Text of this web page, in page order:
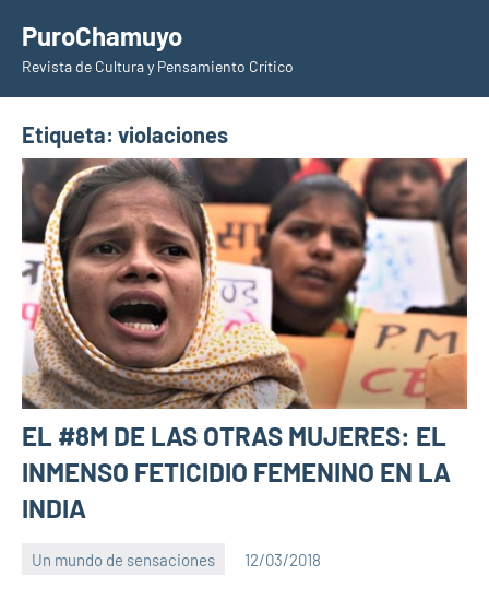
contenido
PuroChamuyo
Revista de Cultura y Pensamiento Crítico
Etiqueta: violaciones
EL #8M DE LAS OTRAS MUJERES: EL
INMENSO FETICIDIO FEMENINO EN LA
INDIA
Un mundo de sensaciones 12/03/2018